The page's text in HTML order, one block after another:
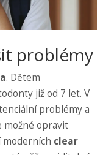
problémy
. Dětem
již od 7 let. V
problémy a
možné opravit
moderních clear